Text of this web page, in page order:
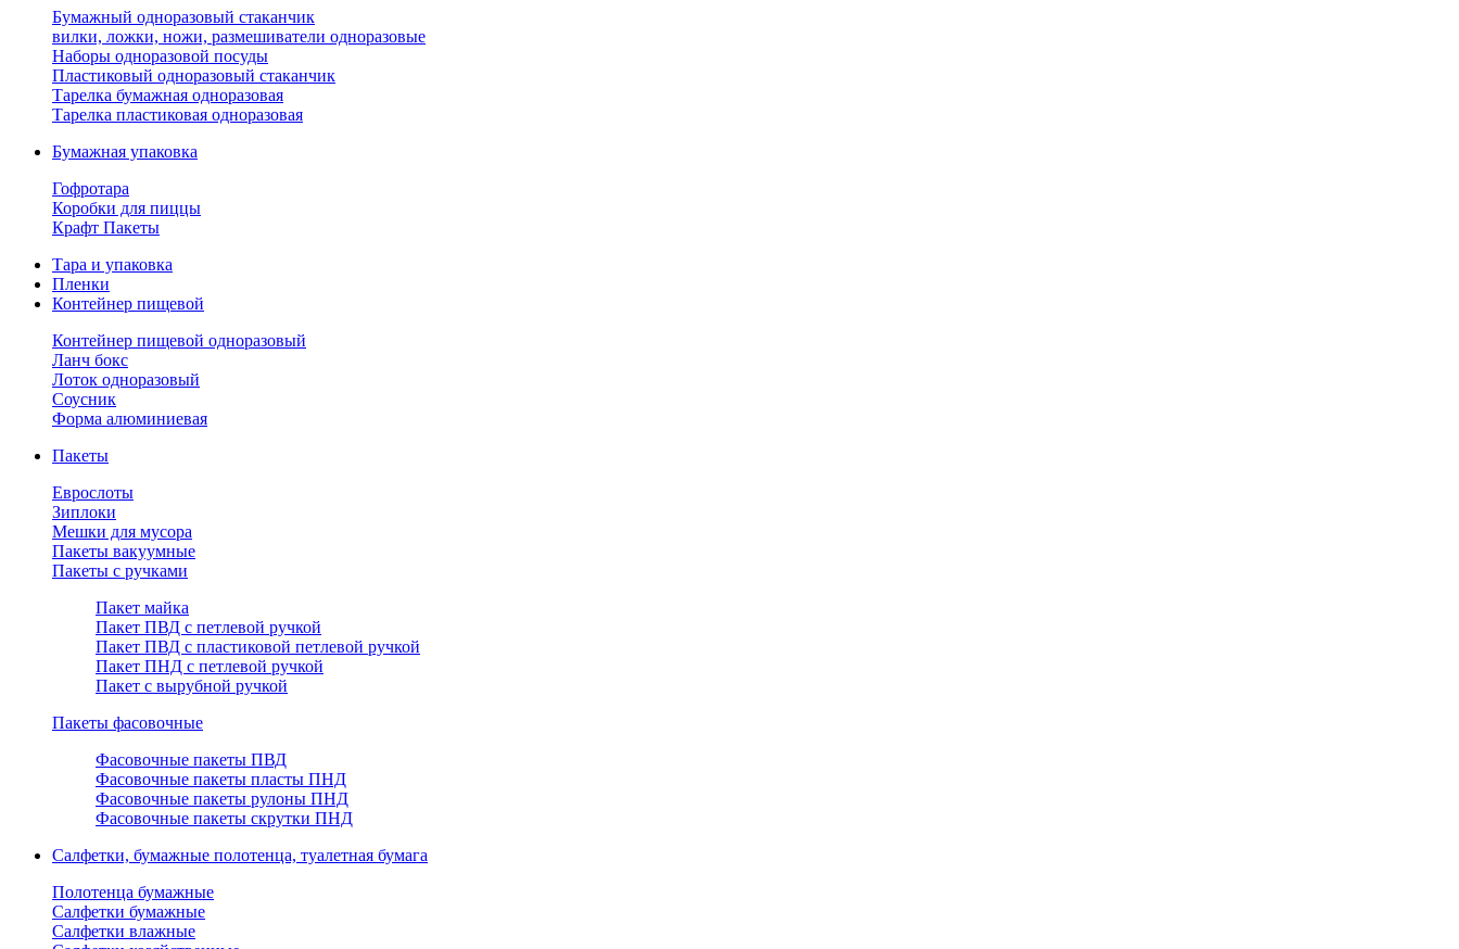
Бумажный одноразовый стаканчик
вилки, ложки, ножи, размешиватели одноразовые
Наборы одноразовой посуды
Пластиковый одноразовый стаканчик
Тарелка бумажная одноразовая
Тарелка пластиковая одноразовая
Бумажная упаковка
Гофротара
Коробки для пиццы
Крафт Пакеты
Тара и упаковка
Пленки
Контейнер пищевой
Контейнер пищевой одноразовый
Ланч бокс
Лоток одноразовый
Соусник
Форма алюминиевая
Пакеты
Еврослоты
Зиплоки
Мешки для мусора
Пакеты вакуумные
Пакеты с ручками
Пакет майка
Пакет ПВД с петлевой ручкой
Пакет ПВД с пластиковой петлевой ручкой
Пакет ПНД с петлевой ручкой
Пакет с вырубной ручкой
Пакеты фасовочные
Фасовочные пакеты ПВД
Фасовочные пакеты пласты ПНД
Фасовочные пакеты рулоны ПНД
Фасовочные пакеты скрутки ПНД
Салфетки, бумажные полотенца, туалетная бумага
Полотенца бумажные
Салфетки бумажные
Салфетки влажные